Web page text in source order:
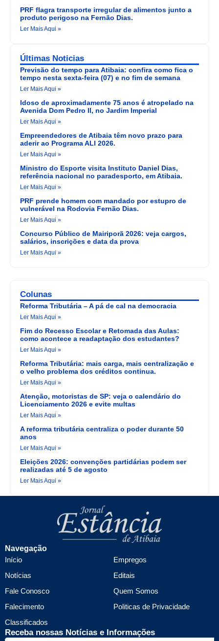
PRF flagra transporte irregular de alimentos junto a
produto perigoso na Fernão Dias.
Ler Mais Aqui »
Últimas Noticias
Previsão do tempo para Atibaia: confira como fica o
tempo nesta sexta-feira (07) e no fim de semana
Ler Mais Aqui »
Idoso de aproximadamente 75 anos é atropelado na
Avenida Dom Pedro II, no Jardim Imperial
Ler Mais Aqui »
Empreendedores de Atibaia têm novo prazo para
aderir ao Programa ALI 2026.
Ler Mais Aqui »
Ministro do Esporte visita Instituto Daniel Dias,
referência nacional no paradesporto, em Atibaia.
Ler Mais Aqui »
PRF prende homem com mandado por estupro de
vulnerável na Rodovia Fernão Dias.
Ler Mais Aqui »
Concurso Público de Mairiporã 2026: veja cargos,
salários, inscrições e data da prova
Ler Mais Aqui »
Colunas
Reforma Tributária – A pá de cal na democracia
Ler Mais Aqui »
Fim do Recesso Escolar e Retomada das Aulas:
como acontece a readaptação dos estudantes?
Ler Mais Aqui »
Reforma Tributária: mais carga, mais centralização e
o velho problema dos créditos continua.
Ler Mais Aqui »
Atenção, motoristas de SP: veja o calendário do
Licenciamento 2026 e evite multas
Ler Mais Aqui »
A reforma tributária centraliza o poder durante 50
anos
Ler Mais Aqui »
Eleições 2026: convenções partidárias podem ser
realizadas até 5 de agosto
Ler Mais Aqui »
Navegação
Início
Notícias
Fale Conosco
Falecimento
Classificados
Empregos
Editais
Quem Somos
Politicas de Privacidade
Receba nossas Notícias e Informações